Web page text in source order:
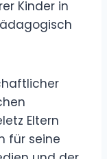
Kinder in
Eltern
für seine